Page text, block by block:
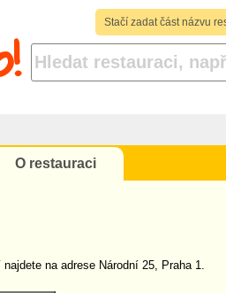
Stačí zadat část názvu
O restauraci
na adrese Národní 25, Praha 1.